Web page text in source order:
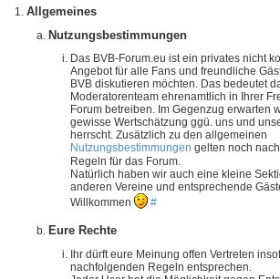
Allgemeines
Nutzungsbestimmungen
Das BVB-Forum.eu ist ein privates nicht
Angebot für alle Fans und freundliche
BVB diskutieren möchten. Das bedeutet
Moderatorenteam ehrenamtlich in Ihrer
Forum betreiben. Im Gegenzug erwarten
gewisse Wertschätzung ggü. uns und
herrscht. Zusätzlich zu den allgemeinen
Nutzungsbestimmungen gelten noch
Regeln für das Forum.
Natürlich haben wir auch eine kleine
anderen Vereine und entsprechende
Willkommen
#
Eure Rechte
Ihr dürft eure Meinung offen Vertreten
nachfolgenden Regeln entsprechen.